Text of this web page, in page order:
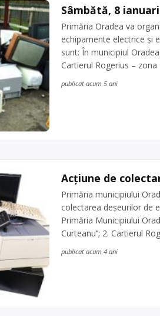
Sâmbătă, 8
Primăria Oradea va
echipamente electrice şi
sunt: În municipiul
Cartierul Rogerius – zona
publicat acum 5 ani
Acțiune de
Primăria municipiului
colectarea deşeurilor de
Primăria Municipiului
Curteanu’’; 2. Cartierul
publicat acum 4 ani